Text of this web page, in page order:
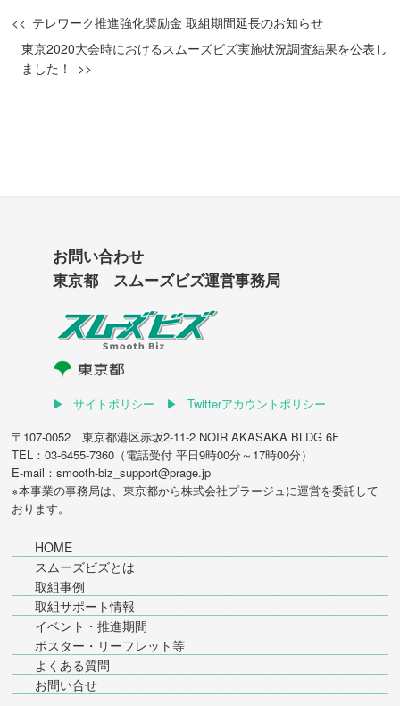
テレワーク推進強化奨励金 取組期間延長のお知らせ
東京2020大会時におけるスムーズビズ実施状況調査結果を公表し
ました！
お問い合わせ
東京都 スムーズビズ運営事務局
サイトポリシー
Twitterアカウントポリシー
〒107-0052 東京都港区赤坂2-11-2 NOIR AKASAKA BLDG 6F
TEL：03-6455-7360（電話受付 平日9時00分～17時00分）
E-mail：smooth-biz_support@prage.jp
※本事業の事務局は、東京都から株式会社プラージュに運営を委託して
おります。
HOME
スムーズビズとは
取組事例
取組サポート情報
イベント・推進期間
ポスター・リーフレット等
よくある質問
お問い合せ